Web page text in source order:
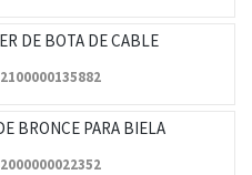
DE BOTA DE CABLE
2100000135882
BRONCE PARA BIELA
2000000022352